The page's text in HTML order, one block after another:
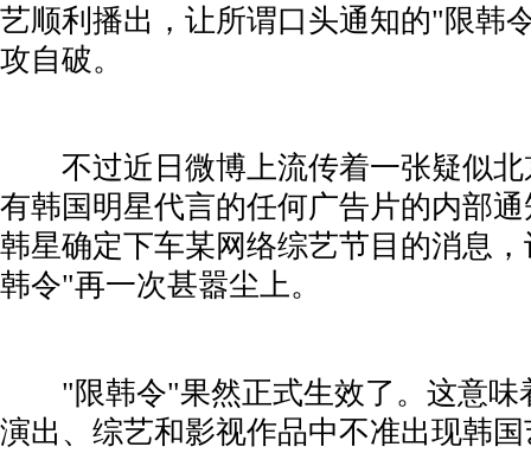
艺顺利播出，让所谓口头通知的"限韩
攻自破。
不过近日微博上流传着一张疑似北
有韩国明星代言的任何广告片的内部
韩星确定下车某网络综艺节目的消息
韩令"再一次甚嚣尘上。
"限韩令"果然正式生效了。这意味
演出、综艺和影视作品中不准出现韩